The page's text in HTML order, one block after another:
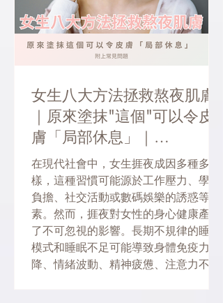
女生八大方法拯救熬夜肌膚
｜原來塗抹"這個"可以令皮
膚「局部休息」｜
ORIGINSPA
在現代社會中，女生捱夜成因多種多
樣，這種習慣可能源於工作壓力、學業
負擔、社交活動或數碼娛樂的誘惑等因
素。然而，捱夜對女性的身心健康產生
了不可忽視的影響。長期不規律的睡眠
模式和睡眠不足可能導致身體免疫力下
降、情緒波動、精神疲憊、注意力不集